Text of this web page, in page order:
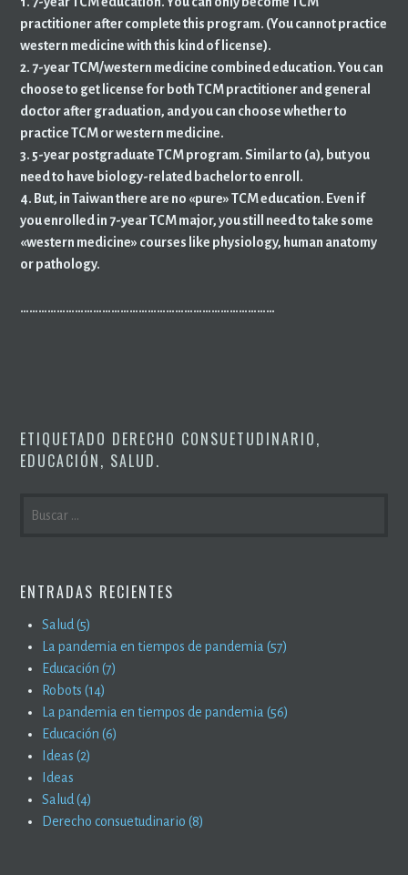
practitioner after complete this program. (You cannot practice
western medicine with this kind of license).
2. 7-year TCM/western medicine combined education. You can
choose to get license for both TCM practitioner and general
doctor after graduation, and you can choose whether to
practice TCM or western medicine.
3. 5-year postgraduate TCM program. Similar to (a), but you
need to have biology-related bachelor to enroll.
4. But, in Taiwan there are no «pure» TCM education. Even if
you enrolled in 7-year TCM major, you still need to take some
«western medicine» courses like physiology, human anatomy
or pathology.
…………………………………………………………………………
ETIQUETADO DERECHO CONSUETUDINARIO,
EDUCACIÓN, SALUD.
ENTRADAS RECIENTES
Salud (5)
La pandemia en tiempos de pandemia (57)
Educación (7)
Robots (14)
La pandemia en tiempos de pandemia (56)
Educación (6)
Ideas (2)
Ideas
Salud (4)
Derecho consuetudinario (8)